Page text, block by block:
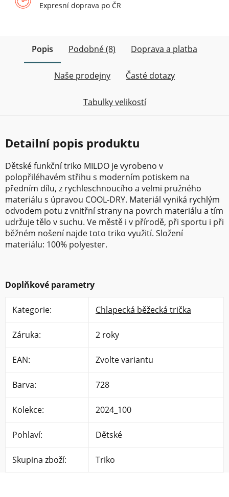
Expresní doprava po ČR
Popis Podobné (8) Doprava a platba
Naše prodejny Časté dotazy
Tabulky velikostí
Detailní popis produktu
Dětské funkční triko MILDO je vyrobeno v
polopřiléhavém střihu s moderním potiskem na
předním dílu, z rychleschnoucího a velmi pružného
materiálu s úpravou COOL-DRY. Materiál vyniká rychlým
odvodem potu z vnitřní strany na povrch materiálu a tím
udržuje tělo v suchu. Ve městě i v přírodě, při sportu i při
běžném nošení najde toto triko využití. Složení
materiálu: 100% polyester.
Doplňkové parametry
Kategorie: Chlapecká běžecká trička
Záruka: 2 roky
EAN: Zvolte variantu
Barva: 728
Kolekce: 2024_100
Pohlaví: Dětské
Skupina zboží: Triko